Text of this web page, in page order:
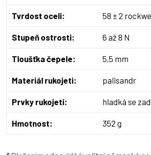
Tvrdost oceli: 58 ± 2
Stupeň ostrosti: 6 až 8 N
Tloušťka čepele: 5,5 mm
Materiál rukojeti: palisandr
Prvky rukojeti: hladká se
Hmotnost: 352 g